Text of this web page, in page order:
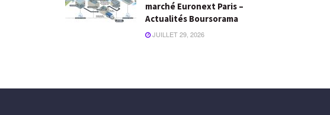
marché Euronext Paris –
Actualités Boursorama
JUILLET 29, 2026